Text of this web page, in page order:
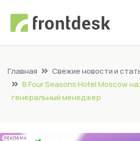
Главная
Свежие новости и
В Four Seasons Hotel Moscow
генеральный менеджер
РЕКЛАМА